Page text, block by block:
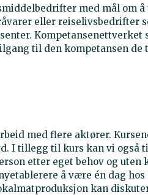
med mål om å
eller reiselivsbedrifter
Kompetansenettverket
til den kompetansen de
med flere aktører.
I tillegg til kurs kan vi også
etter eget behov og uten
å være én dag hos
kan